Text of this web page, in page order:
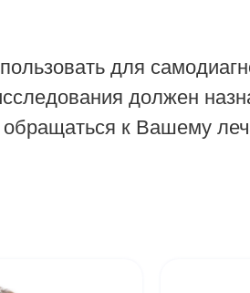
для
должен
обращаться к Вашему